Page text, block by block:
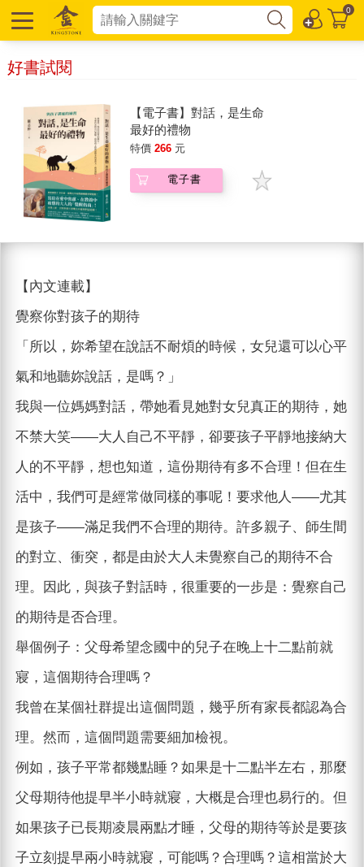
0
好書試閱
【電子書】對話，是生命
最好的禮物
特價 266 元
電子書
【內文連載】
覺察你對孩子的期待
「所以，妳希望在說話不耐煩的時候，女兒還可以心平
氣和地聽妳說話，是嗎？」
我與一位媽媽對話，帶她看見她對女兒真正的期待，她
不禁大笑——大人自己不平靜，卻要孩子平靜地接納大
人的不平靜，想也知道，這份期待有多不合理！但在生
活中，我們可是經常做同樣的事呢！要求他人——尤其
是孩子——滿足我們不合理的期待。許多親子、師生間
的對立、衝突，都是由於大人未覺察自己的期待不合
理。因此，與孩子對話時，很重要的一步是：覺察自己
的期待是否合理。
舉個例子：父母希望念國中的兒子在晚上十二點前就
寢，這個期待合理嗎？
我曾在某個社群提出這個問題，幾乎所有家長都認為合
理。然而，這個問題需要細加檢視。
例如，孩子平常都幾點睡？如果是十二點半左右，那麼
父母期待他提早半小時就寢，大概是合理也易行的。但
如果孩子已長期凌晨兩點才睡，父母的期待等於是要孩
子立刻提早兩小時就寢，可能嗎？合理嗎？這相當於大